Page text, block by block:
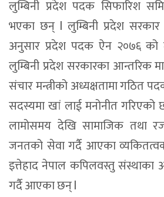
लुम्बिनी प्रदेश पदक सिफारिश
भएका छन् l लुम्बिनी प्रदेश सरकार
अनुसार प्रदेश पदक ऐन २०७६
लुम्बिनी प्रदेश सरकारका आन्तरिक
संचार मन्त्रीको अध्यक्षतामा गठित
सदस्यमा खां लाई मनोनीत
लामोसमय देखि सामाजिक तथा
जनतको सेवा गर्दै आएका
इत्तेहाद नेपाल कपिलवस्तु संस्थाका
गर्दै आएका छन् l